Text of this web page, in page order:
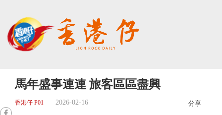
馬年盛事連連 旅客區區盡興
香港仔 P01 2026-02-16 分享